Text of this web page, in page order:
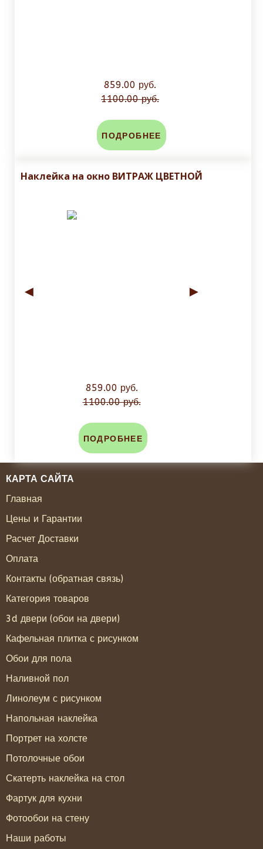
859.00 руб.
1100.00 руб.
ПОДРОБНЕЕ
Наклейка на окно ВИТРАЖ ЦВЕТНОЙ
◄ ►
859.00 руб.
1100.00 руб.
ПОДРОБНЕЕ
КАРТА САЙТА
Главная
Цены и Гарантии
Расчет Доставки
Оплата
Контакты (обратная связь)
Категория товаров
3d двери (обои на двери)
Кафельная плитка с рисунком
Обои для пола
Наливной пол
Линолеум с рисунком
Напольная наклейка
Портрет на холсте
Потолочные обои
Скатерть наклейка на стол
Фартук для кухни
Фотообои на стену
Наши работы